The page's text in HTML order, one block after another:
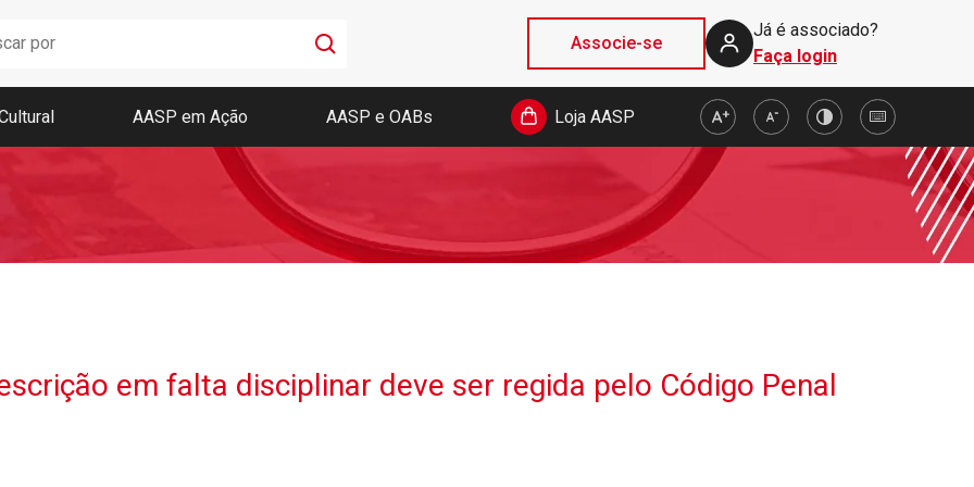
Associe-se
Já é associado?
Faça login
Boletim AASP
Coleção de Códigos de Bolso
Revista da AASP
AASP em Ação AASP e OABs Loja AASP
em falta disciplinar deve ser regida pelo Código Penal